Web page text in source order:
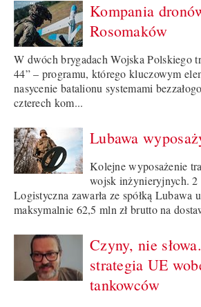
Kompania
Rosomaków
W dwóch brygadach Wojska Polskiego
44” – programu, którego kluczowym
nasycenie batalionu systemami
czterech kom...
Lubawa
Kolejne wyposażenie
wojsk inżynieryjnych. 2
Logistyczna zawarła ze spółką Lubawa
maksymalnie 62,5 mln zł brutto na
Czyny, nie
strategia UE
tankowców